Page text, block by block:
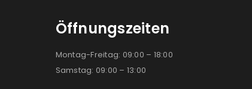
Öffnungszeiten
Montag-Freitag: 09:00 – 18:00
Samstag: 09:00 – 13:00